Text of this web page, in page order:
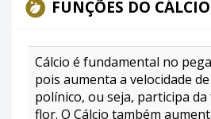
FUNÇÕES DO
Cálcio é fundamental no
pois aumenta a velocidade
polínico, ou seja, participa da
flor. O Cálcio também